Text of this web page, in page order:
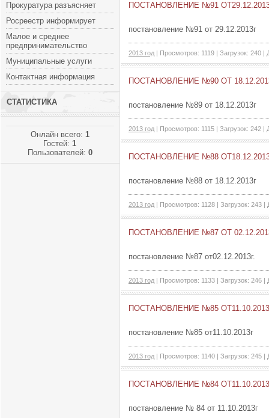
Прокуратура разъясняет
Росреестр информирует
Малое и среднее
предпринимательство
Муниципальные услуги
Контактная информация
СТАТИСТИКА
Онлайн всего: 1
Гостей:1
Пользователей: 0
ПОСТАНОВЛЕНИЕ №91
постановление №91 от 29.12.2013г
2013 год | Просмотров: 1119 | Загрузок: 240 |
ПОСТАНОВЛЕНИЕ №90 ОТ
постановление №89 от 18.12.2013г
2013 год | Просмотров: 1115 | Загрузок: 242 |
ПОСТАНОВЛЕНИЕ №88
постановление №88 от 18.12.2013г
2013 год | Просмотров: 1128 | Загрузок: 243
ПОСТАНОВЛЕНИЕ №87 ОТ
постановление №87 от02.12.2013г.
2013 год | Просмотров: 1133 | Загрузок: 246
ПОСТАНОВЛЕНИЕ №85
постановление №85 от11.10.2013г
2013 год | Просмотров: 1140 | Загрузок: 245
ПОСТАНОВЛЕНИЕ №84
постановление № 84 от 11.10.2013г